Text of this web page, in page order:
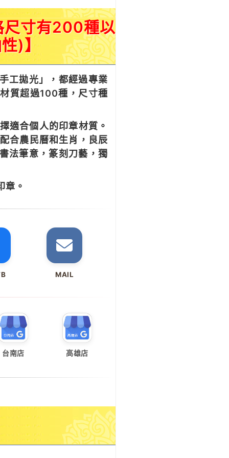
尺寸有200種以
)】
工拋光」，都經過專業
質超過100種，尺寸種
適合個人的印章材質。
合農民曆和生肖，良辰
法筆意，篆刻刀藝，獨
章。
MAIL
台南店 高雄店